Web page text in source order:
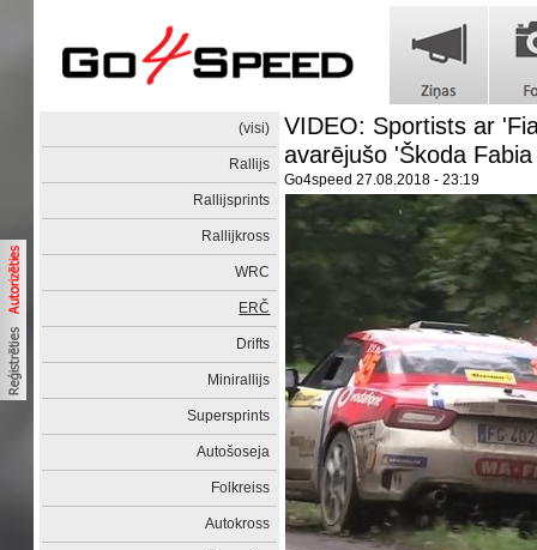
(visi)
Rallijs
Rallijsprints
Rallijkross
WRC
ERČ
Drifts
Minirallijs
Supersprints
Autošoseja
Folkreiss
Autokross
VIDEO: Sportists ar
avarējušo 'Škoda
Go4speed 27.08.2018 - 23:19